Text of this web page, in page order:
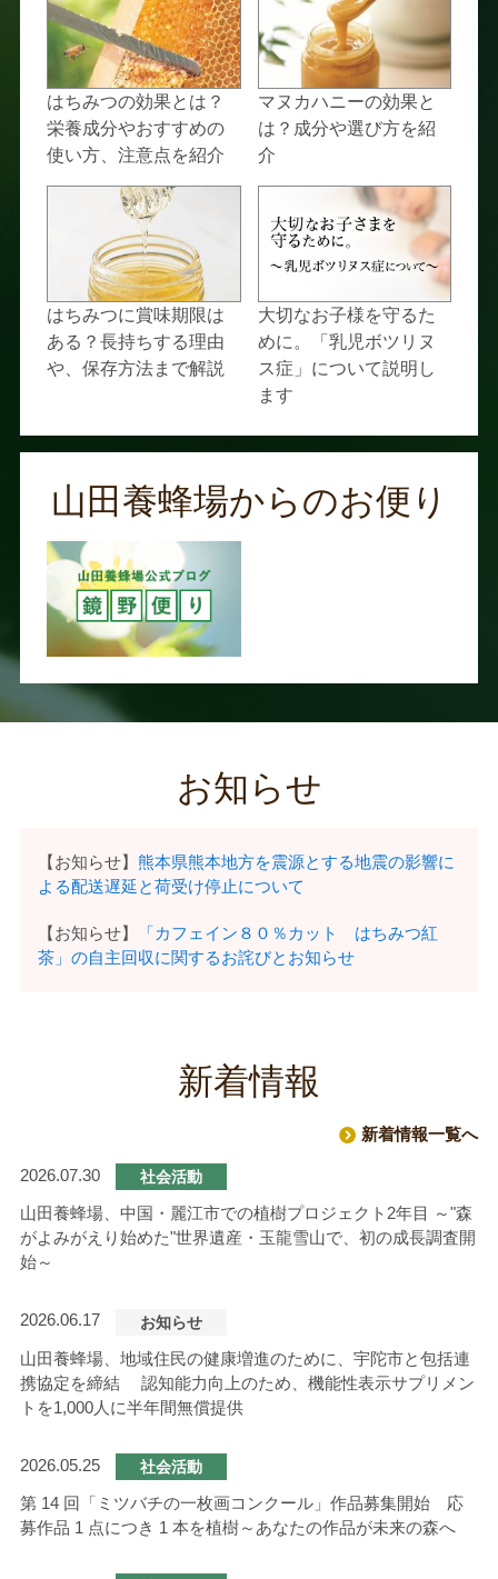
はちみつの効果とは？
栄養成分やおすすめの
使い方、注意点を紹介
マヌカハニーの効果と
は？成分や選び方を紹
介
はちみつに賞味期限は
ある？長持ちする理由
や、保存方法まで解説
大切なお子様を守るた
めに。「乳児ボツリヌ
ス症」について説明し
ます
山田養蜂場からのお便り
お知らせ
【お知らせ】熊本県熊本地方を震源とする地震の影響に
よる配送遅延と荷受け停止について
【お知らせ】
「カフェイン８０％カット はちみつ紅
茶」の自主回収に関するお詫びとお知らせ
新着情報
新着情報一覧へ
2026.07.30 社会活動
山田養蜂場、中国・麗江市での植樹プロジェクト2年目 ～"森
がよみがえり始めた"世界遺産・玉龍雪山で、初の成長調査開
始～
2026.06.17 お知らせ
山田養蜂場、地域住民の健康増進のために、宇陀市と包括連
携協定を締結 認知能力向上のため、機能性表示サプリメン
トを1,000人に半年間無償提供
2026.05.25 社会活動
第 14 回「ミツバチの一枚画コンクール」作品募集開始 応
募作品 1 点につき 1 本を植樹～あなたの作品が未来の森へ